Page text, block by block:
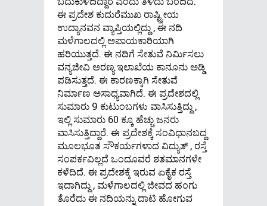
ಈ ಪ್ರದೇಶ ಕುದುರೆಮುಖ ರಾಷ್ಟ್ರೀಯ
ಉದ್ಯಾನವನ ವ್ಯಾಪ್ತಿಯಲ್ಲಿದ್ದು , ಈ ನದಿ
ಮಳೆಗಾಲದಲ್ಲಿ ಅಪಾಯಕಾರಿಯಾಗಿ
ಹರಿಯುತ್ತದೆ. ಈ ನದಿಗೆ ಸೇತುವೆ ನಿರ್ಮಿಸಲು
ವನ್ಯಜೀವಿ ಅರಣ್ಯ ಇಲಾಖೆಯ ಕಾನೂನು ಅಡ್ಡಿ
ಪಡಿಸುತ್ತದೆ. ಈ ಕಾರಣಕ್ಕಾಗಿ ಸೇತುವೆ
ನಿರ್ಮಾಣ ಅಸಾಧ್ಯವಾಗಿದೆ. ಈ ಪ್ರದೇಶದಲ್ಲಿ
ಸುಮಾರು 9 ಕುಟುಂಬಗಳು ವಾಸಿಸುತ್ತಿದ್ದು ,
ಇಲ್ಲಿ ಸುಮಾರು 60 ಕ್ಕೂ ಹೆಚ್ಚು ಜನರು
ವಾಸಿಸುತ್ತಿದ್ದಾರೆ. ಈ ಪ್ರದೇಶಕ್ಕೆ ಸಂವಿಧಾನಬದ್ದ
ಮೂಲಭೂತ ಸೌಕರ್ಯಗಳಾದ ವಿದ್ಯುತ್ , ರಸ್ತೆ
ಸಂಪರ್ಕವಿಲ್ಲದೆ ಒಂದೂವರೆ ಶತಮಾನಗಳೇ
ಕಳೆದಿದೆ. ಈ ಪ್ರದೇಶಕ್ಕೆ ಇರುವ ಏಕೈಕ ರಸ್ತೆ
ಇದಾಗಿದ್ದು , ಮಳೆಗಾಲದಲ್ಲಿ ಜೀವದ ಹಂಗು
ತೊರೆದು ಈ ನದಿಯನ್ನು ದಾಟಿ ಹೋಗುವ